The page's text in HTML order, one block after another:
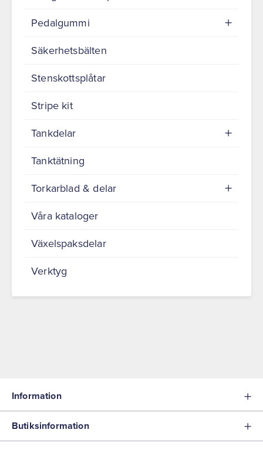
Pedalgummi
Säkerhetsbälten
Stenskottsplåtar
Stripe kit
Tankdelar
Tanktätning
Torkarblad & delar
Våra kataloger
Växelspaksdelar
Verktyg
Information
Butiksinformation